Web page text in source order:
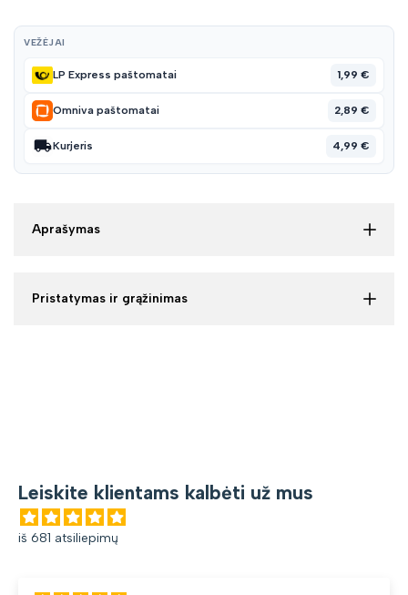
VEŽĖJAI
LP Express paštomatai 1,99 €
Omniva paštomatai 2,89 €
Kurjeris 4,99 €
Aprašymas
Pristatymas ir grąžinimas
Leiskite klientams kalbėti už mus
iš 681 atsiliepimų